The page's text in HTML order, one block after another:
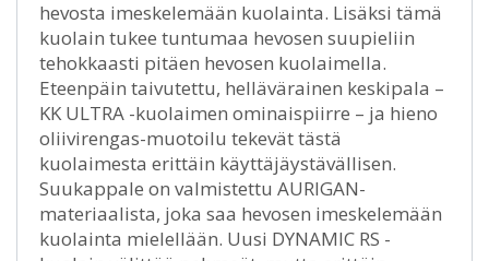
hevosta imeskelemään kuolainta. Lisäksi tämä
kuolain tukee tuntumaa hevosen suupieliin
tehokkaasti pitäen hevosen kuolaimella.
Eteenpäin taivutettu, hellävärainen keskipala –
KK ULTRA -kuolaimen ominaispiirre – ja hieno
oliivirengas-muotoilu tekevät tästä
kuolaimesta erittäin käyttäjäystävällisen.
Suukappale on valmistettu AURIGAN-
materiaalista, joka saa hevosen imeskelemään
kuolainta mielellään. Uusi DYNAMIC RS -